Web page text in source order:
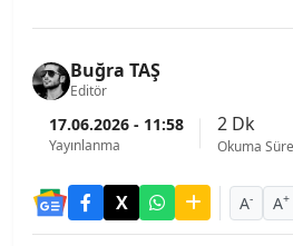
Buğra TAŞ
Editör
17.06.2026 - 11:58
Yayınlanma
2 Dk
Okuma
A- A+